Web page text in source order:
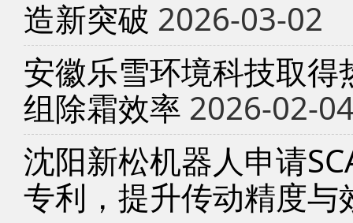
造新突破 2026-03-02
安徽乐雪环境科技取
组除霜效率 2026-02-
沈阳新松机器人申请
专利，提升传动精度与